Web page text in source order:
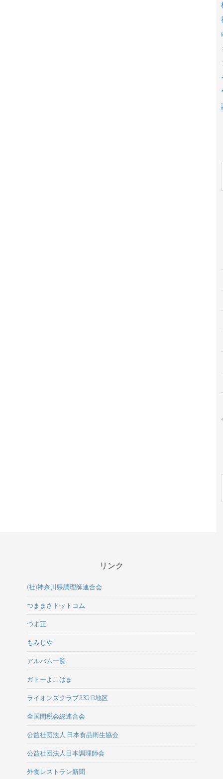
リンク
(社)神奈川県調理師連合会
つままさドットコム
つま正
もみじや
アルバム一覧
ガトーよこはま
ライオンズクラブ330-B地区
全国間税会総連合会
公益社団法人 日本食品衛生協会
公益社団法人日本調理師会
外食レストラン新聞